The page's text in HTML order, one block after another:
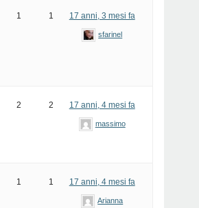
1 1 17 anni, 3 mesi fa
sfarinel
2 2 17 anni, 4 mesi fa
massimo
1 1 17 anni, 4 mesi fa
Arianna